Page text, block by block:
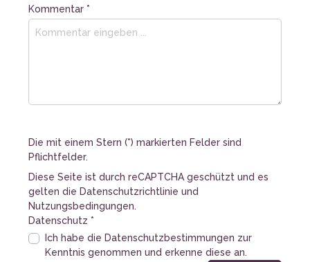
Kommentar *
Die mit einem Stern (*) markierten Felder sind
Pflichtfelder.
Diese Seite ist durch reCAPTCHA geschützt und es
gelten die Datenschutzrichtlinie und
Nutzungsbedingungen.
Datenschutz *
Ich habe die Datenschutzbestimmungen zur
Kenntnis genommen und erkenne diese an.